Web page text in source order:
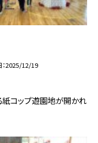
2025/12/19
紙コップ遊園地が開かれ